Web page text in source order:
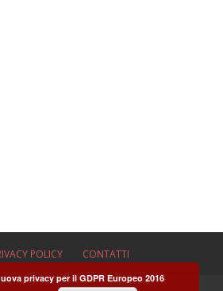
POLICY CONTATTI
privacy per il GDPR Europeo 2016